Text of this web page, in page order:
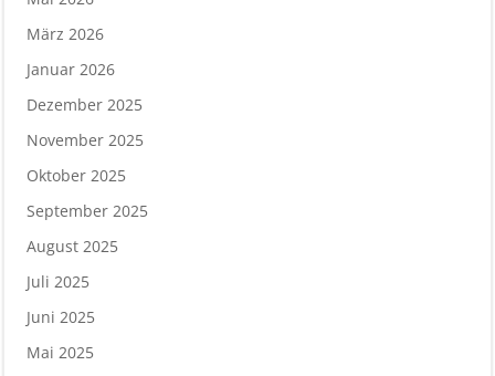
März 2026
Januar 2026
Dezember 2025
November 2025
Oktober 2025
September 2025
August 2025
Juli 2025
Juni 2025
Mai 2025